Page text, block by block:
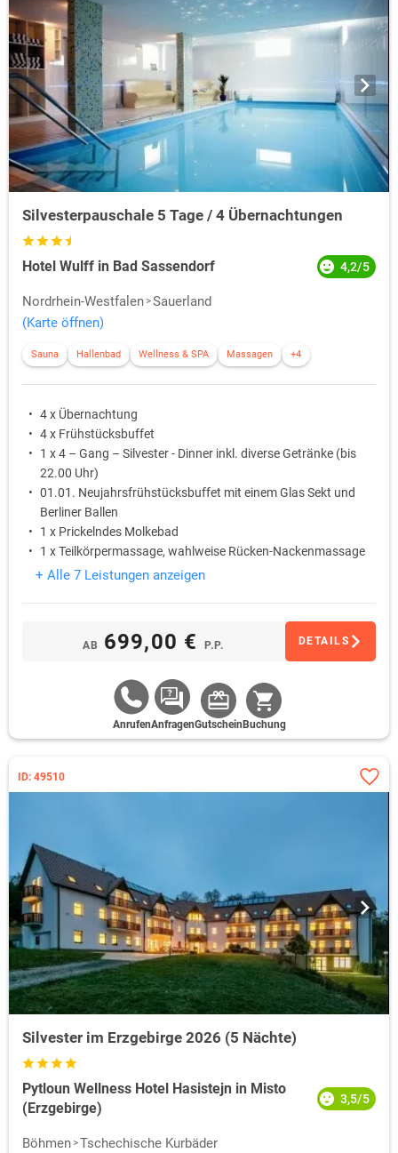
Silvesterpauschale 5 Tage / 4 Übernachtungen
Hotel Wulff in Bad Sassendorf 4,2/5
Nordrhein-Westfalen Sauerland
(Karte öffnen)
Sauna Hallenbad Wellness & SPA Massagen +4
4 x Übernachtung
4 x Frühstücksbuffet
1 x 4 – Gang – Silvester - Dinner inkl. diverse Getränke (bis
22.00 Uhr)
01.01. Neujahrsfrühstücksbuffet mit einem Glas Sekt und
Berliner Ballen
1 x Prickelndes Molkebad
1 x Teilkörpermassage, wahlweise Rücken-Nackenmassage
oder Bein-Fußmassage
+ Alle 7 Leistungen anzeigen
AB 699,00 € P.P. DETAILS
AnrufenAnfragenGutschein Buchung
ID: 49510
Silvester im Erzgebirge 2026 (5 Nächte)
Pytloun Wellness Hotel Hasistejn in Misto
(Erzgebirge)
3,5/5
Böhmen Tschechische Kurbäder